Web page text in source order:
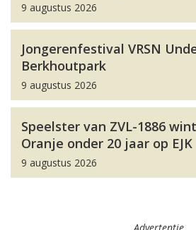
9 augustus 2026
Jongerenfestival VRSN
Berkhoutpark
9 augustus 2026
Speelster van ZVL-1886
Oranje onder 20 jaar op EJK
9 augustus 2026